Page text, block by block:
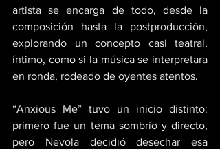
artista se encarga de todo, desde la
composición hasta la postproducción,
explorando un concepto casi teatral,
íntimo, como si la música se interpretara
en ronda, rodeado de oyentes atentos.
“Anxious Me” tuvo un inicio distinto:
primero fue un tema sombrío y directo,
pero Nevola decidió desechar esa